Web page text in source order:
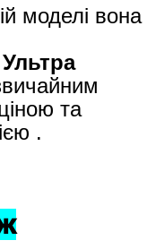
моделі вона
та
.